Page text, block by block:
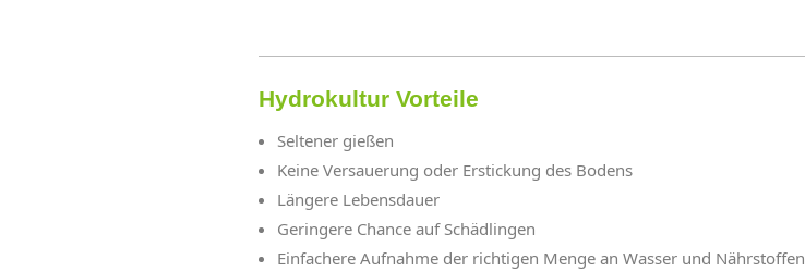
Hydrokultur Vorteile
Seltener gießen
Keine Versauerung oder Erstickung des Bodens
Längere Lebensdauer
Geringere Chance auf Schädlingen
Einfachere Aufnahme der richtigen Menge an Wasser und Nährstoffen